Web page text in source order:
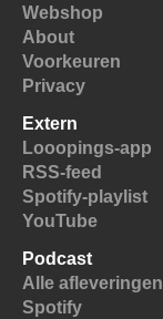
Webshop
About
Voorkeuren
Privacy
Extern
Looopings-app
RSS-feed
Spotify-playlist
YouTube
Podcast
Alle afleveringen
Spotify